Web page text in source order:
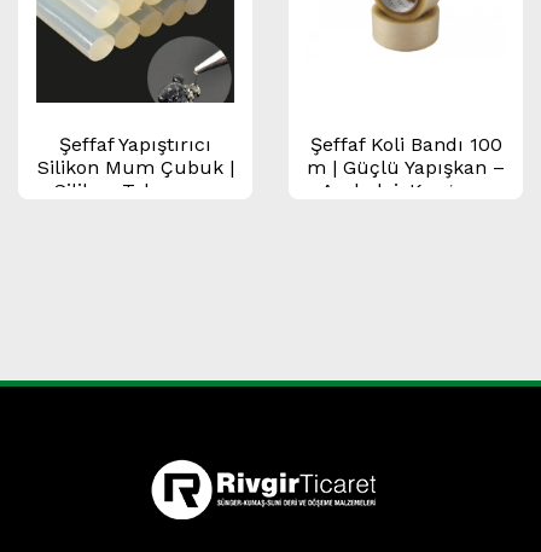
Şeffaf Yapıştırıcı
Silikon Mum Çubuk |
Silikon Tabancası
Şeffaf Koli Bandı 100
m | Güçlü Yapışkan –
Ambalaj, Kargo ve